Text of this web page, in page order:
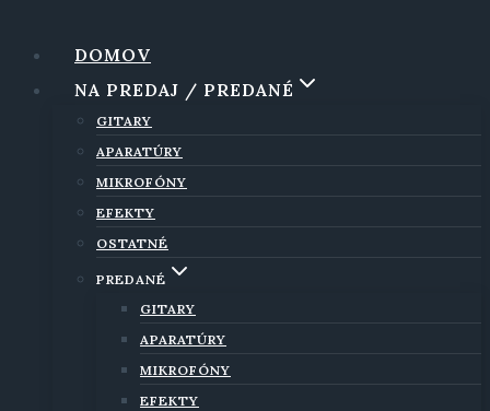
DOMOV
NA PREDAJ / PREDANÉ
GITARY
APARATÚRY
MIKROFÓNY
EFEKTY
OSTATNÉ
PREDANÉ
GITARY
APARATÚRY
MIKROFÓNY
EFEKTY